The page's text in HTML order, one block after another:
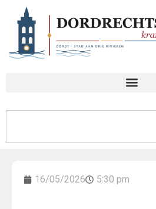
16/05/2026 5:30 pm